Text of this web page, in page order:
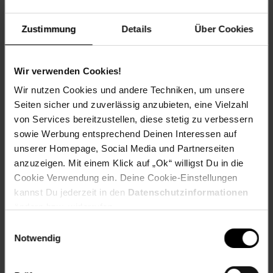
Zustimmung Details Über Cookies
Wir verwenden Cookies!
Wir nutzen Cookies und andere Techniken, um unsere
Seiten sicher und zuverlässig anzubieten, eine Vielzahl
von Services bereitzustellen, diese stetig zu verbessern
sowie Werbung entsprechend Deinen Interessen auf
unserer Homepage, Social Media und Partnerseiten
anzuzeigen. Mit einem Klick auf „Ok“ willigst Du in die
Cookie Verwendung ein. Deine Cookie-Einstellungen
kannst Du jederzeit in den Datenschutzinformationen
Notwendig
Winterfarbe: Verblasst, bleibt halbschattig
Geschmack: X
Frucht: Keine Frucht
Standortempfehlung: Halbschattig, feucht
Pflegeaufwand: Mittel
Lichtbedarf: Sonnig-Halbschattig
Wasserbedarf: Mittel
Rückschnitt: Rückschnitt im Frühjahr.
Schnittverträglichkeit: Gut
Bodenansprüche: humos und feucht
Nährstoffgehalt: Mittel
Frosthärte: bis -7 °C
Verwendung: Als Ampelpflanze,Beetpflanze, Kübelpflanze,
Duft: Kein Duft